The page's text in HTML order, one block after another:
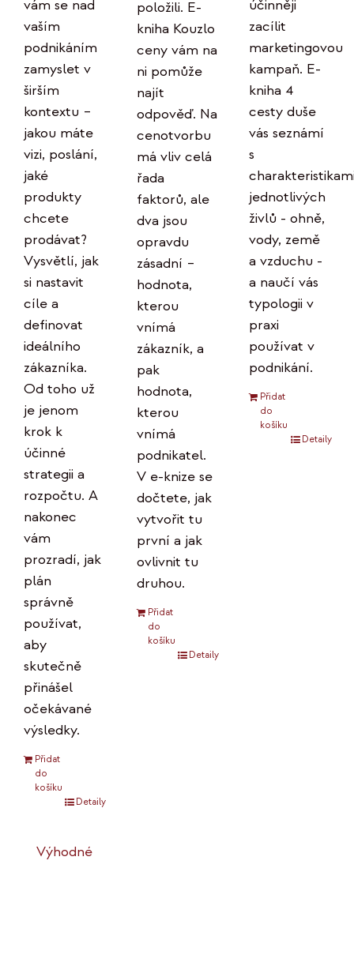
vám se nad
vaším
podnikáním
zamyslet v
širším
kontextu –
jakou máte
vizi, poslání,
jaké
produkty
chcete
prodávat?
Vysvětlí, jak
si nastavit
cíle a
definovat
ideálního
zákazníka.
Od toho už
je jenom
krok k
účinné
strategii a
rozpočtu. A
nakonec
vám
prozradí, jak
plán
správně
používat,
aby
skutečně
přinášel
očekávané
výsledky.
Přidat
do
košíku
Detaily
položili. E-
kniha Kouzlo
ceny vám na
ni pomůže
najít
odpověď. Na
cenotvorbu
má vliv celá
řada
faktorů, ale
dva jsou
opravdu
zásadní –
hodnota,
kterou
vnímá
zákazník, a
pak
hodnota,
kterou
vnímá
podnikatel.
V e-knize se
dočtete, jak
vytvořit tu
první a jak
ovlivnit tu
druhou.
Přidat
do
košíku
Detaily
účinněji
zacílit
marketingovou
kampaň. E-
kniha 4
cesty duše
vás seznámí
s
jednotlivých
živlů - ohně,
vody, země
a vzduchu -
a naučí vás
typologii v
praxi
používat v
podnikání.
Přidat
do
košíku
Detaily
Výhodné